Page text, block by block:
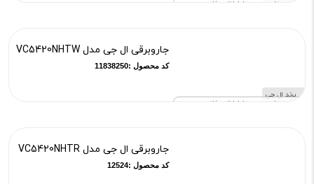
ناموجود تا اطلاع ثانوی
ناموجود تا اطلاع ثانوی
برند ال جی
جاروبرقی ال جی مدل VC5420NHTW
کد محصول :11838250
جاروبرقی ال جی مدل VC5420NHTR
کد محصول :12524